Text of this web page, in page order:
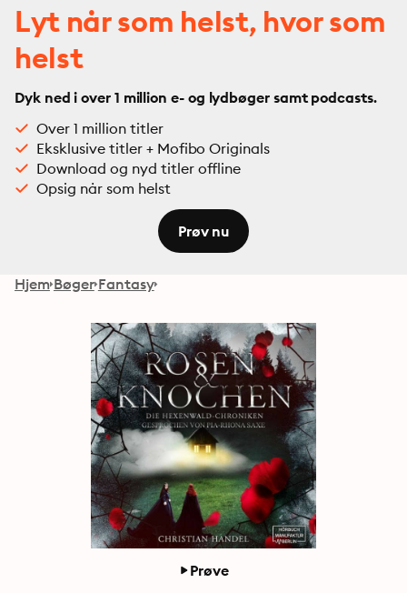
Lyt når som helst, hvor som
helst
Dyk ned i over 1 million e- og lydbøger samt podcasts.
Over 1 million titler
Eksklusive titler + Mofibo Originals
Download og nyd titler offline
Opsig når som helst
Prøv nu
Hjem Bøger Fantasy
Prøve